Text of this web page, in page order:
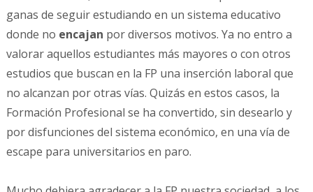
ganas de seguir estudiando en un sistema educativo
donde no encajan por diversos motivos. Ya no entro a
valorar aquellos estudiantes más mayores o con otros
estudios que buscan en la FP una inserción laboral que
no alcanzan por otras vías. Quizás en estos casos, la
Formación Profesional se ha convertido, sin desearlo y
por disfunciones del sistema económico, en una vía de
escape para universitarios en paro.